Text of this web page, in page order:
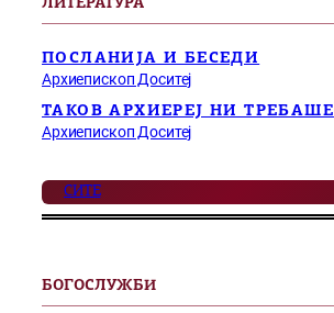
ЛИТЕРАТУРА
ПОСЛАНИЈА И БЕСЕДИ
Архиепископ Доситеј
ТАКОВ АРХИЕРЕЈ НИ ТРЕБАШЕ
Архиепископ Доситеј
СИТЕ
БОГОСЛУЖБИ